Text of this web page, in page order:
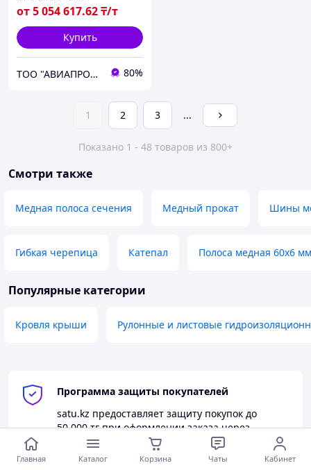
от5 054 617.62₸/т
Купить
ТОО "АВИАПРОМСТАЛЬ" 80%
1 2 3 ...
Показано 1 - 48 товаров из 800+
Смотри также
Медная полоса сечения Медный прокат Шины
Гибкая черепица Катепал Полоса медная 60х6 мм
Популярные категории
Кровля крыши Рулонные и листовые
Программа защиты покупателей
satu.kz предоставляет защиту покупок до
50 000 тгпри оформлении заказа через
корзину.
Главная Каталог Корзина Чаты Кабинет